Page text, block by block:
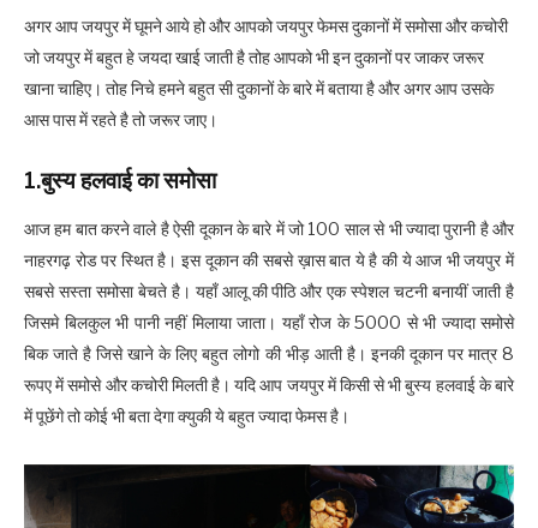
अगर आप जयपुर में घूमने आये हो और आपको जयपुर फेमस दुकानों में समोसा और कचोरी
जो जयपुर में बहुत हे जयदा खाई जाती है तोह आपको भी इन दुकानों पर जाकर जरूर
खाना चाहिए। तोह निचे हमने बहुत सी दुकानों के बारे में बताया है और अगर आप उसके
आस पास में रहते है तो जरूर जाए।
1.बुस्यहलवाई का समोसा
आज हम बात करने वाले है ऐसी दूकान के बारे में जो 100 साल से भी ज्यादा पुरानी है और
नाहरगढ़ रोड पर स्थित है। इस दूकान की सबसे ख़ास बात ये है की ये आज भी जयपुर में
सबसे सस्ता समोसा बेचते है। यहाँ आलू की पीठि और एक स्पेशल चटनी बनायीं जाती है
जिसमे बिलकुल भी पानी नहीं मिलाया जाता। यहाँ रोज के 5000 से भी ज्यादा समोसे
बिक जाते है जिसे खाने के लिए बहुत लोगो की भीड़ आती है। इनकी दूकान पर मात्र 8
रूपए में समोसे और कचोरी मिलती है। यदि आप जयपुर में किसी से भी बुस्य हलवाई के बारे
में पूछेंगे तो कोई भी बता देगा क्युकी ये बहुत ज्यादा फेमस है।